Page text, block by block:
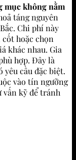
mục không nằm
táng nguyên
Chi phí này
hoặc chọn
khác nhau. Gia
hợp. Đây là
cầu đặc biệt.
vào tín ngưỡng
vấn kỹ để tránh